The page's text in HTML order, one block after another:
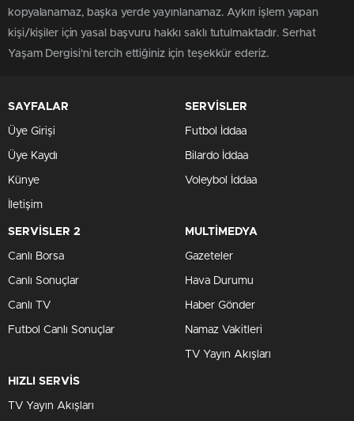
kopyalanamaz, başka yerde yayınlanamaz. Aykırı işlem yapan
kişi/kişiler için yasal başvuru hakkı saklı tutulmaktadır. Serhat
Yaşam Dergisi'ni tercih ettiğiniz için teşekkür ederiz.
SAYFALAR
Üye Girişi
Üye Kaydı
Künye
İletişim
SERVİSLER
Futbol İddaa
Bilardo İddaa
Voleybol İddaa
SERVİSLER 2
Canlı Borsa
Canlı Sonuçlar
Canlı TV
Futbol Canlı Sonuçlar
MULTİMEDYA
Gazeteler
Hava Durumu
Haber Gönder
Namaz Vakitleri
TV Yayın Akışları
HIZLI SERVİS
TV Yayın Akışları